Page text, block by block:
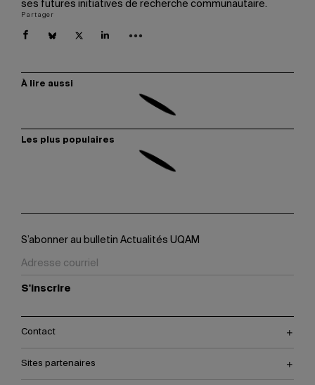
ses futures initiatives de recherche communautaire.
Partager
À lire aussi
Les plus populaires
S’abonner au bulletin Actualités UQAM
S'inscrire
Contact
Sites partenaires